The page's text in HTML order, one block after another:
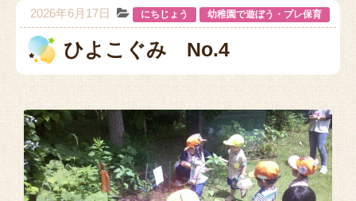
大町不二幼稚園の１日
入園のご案内
園内施設・アクセス
よくあるご質問
2026年6月17日 にちじょう 幼稚園で遊ぼう・プレ保育
ひよこぐみ No.4